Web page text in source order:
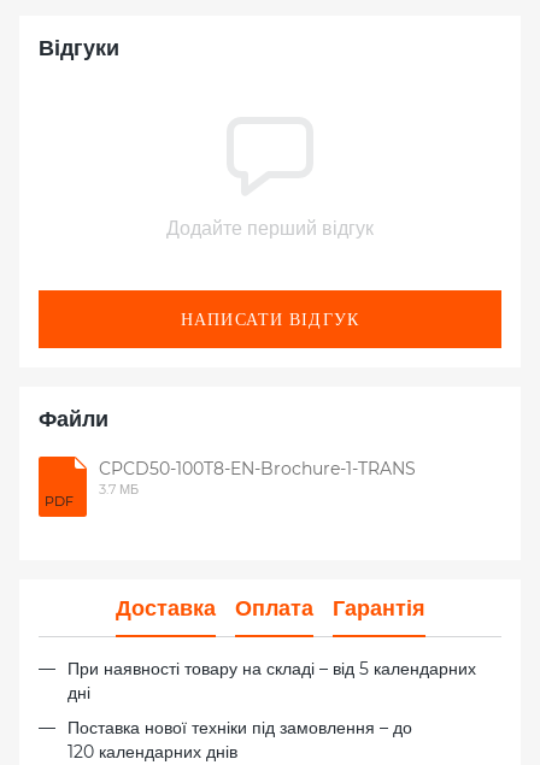
Відгуки
Додайте перший відгук
НАПИСАТИ ВІДГУК
Файли
PDF
CPCD50-100T8-EN-Brochure-1-TRANS
3.7 МБ
Доставка Оплата Гарантія
При наявності товару на складі – від 5 календарних
дні
Поставка нової техніки під замовлення – до
120 календарних днів